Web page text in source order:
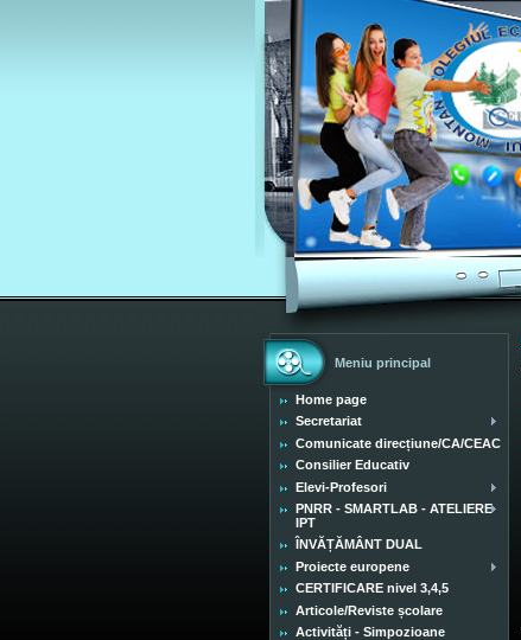
Meniu principal
Home page
Secretariat
Comunicate direcțiune/CA/CEAC
Consilier Educativ
Elevi-Profesori
PNRR - SMARTLAB - ATELIERE
IPT
ÎNVĂȚĂMÂNT DUAL
Proiecte europene
CERTIFICARE nivel 3,4,5
Articole/Reviste școlare
Activități - Simpozioane